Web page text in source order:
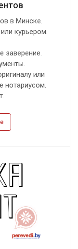
в Минске.
курьером.
заверение.
или
нотариусом.